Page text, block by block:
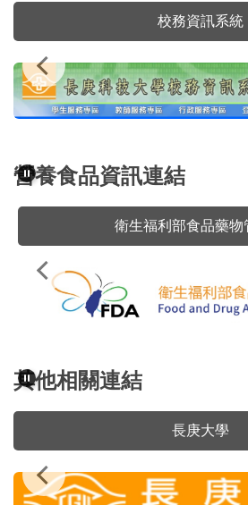
招生資訊網
營養食品資訊連結
台灣營養學會
其他相關連結
考選部